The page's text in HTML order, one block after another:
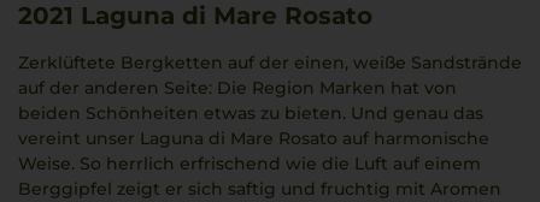
2021 Laguna di Mare Rosato
Zerklüftete Bergketten auf der einen, weiße Sandstrände
auf der anderen Seite: Die Region Marken hat von
beiden Schönheiten etwas zu bieten. Und genau das
vereint unser Laguna di Mare Rosato auf harmonische
Weise. So herrlich erfrischend wie die Luft auf einem
Berggipfel zeigt er sich saftig und fruchtig mit Aromen